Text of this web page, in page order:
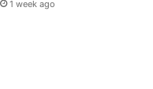
1 week ago